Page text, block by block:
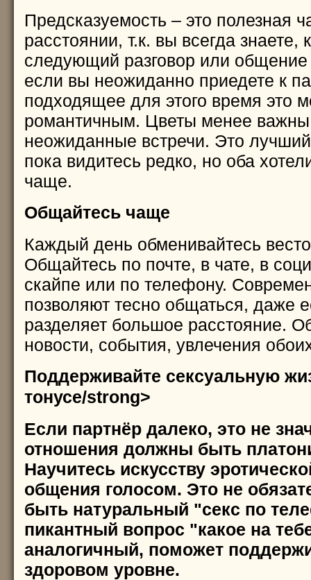
Предсказуемость – это полезная
расстоянии, т.к. вы всегда знаете,
следующий разговор или общение
если вы неожиданно приедете к
подходящее для этого время это
романтичным. Цветы менее
неожиданные встречи. Это
пока видитесь редко, но оба
чаще.
Общайтесь чаще
Каждый день обменивайтесь
Общайтесь по почте, в чате, в
скайпе или по телефону.
позволяют тесно общаться, даже
разделяет большое расстояние.
новости, события, увлечения
Поддерживайте сексуальную
тонусе/strong>
Если партнёр далеко, это не
отношения должны быть
Научитесь искусству
общения голосом. Это не
быть натуральный "секс по
пикантный вопрос "какое на
аналогичный, поможет
здоровом уровне.